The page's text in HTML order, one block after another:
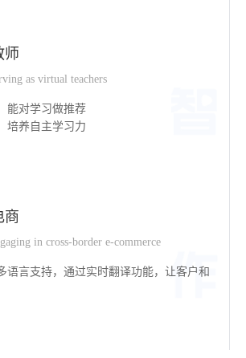
师
as virtual teachers
能对学习做推荐
培养自主学习力
商
in cross-border e-commerce
语言支持，通过实时翻译功能，让客户和